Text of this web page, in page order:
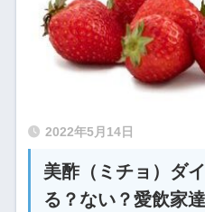
2022年5月14日
美酢（ミチョ）ダ
る？ない？愛飲家